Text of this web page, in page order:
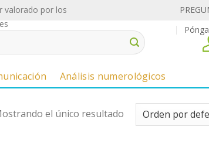
valorado por los
Análisis numerológicos
el único resultado